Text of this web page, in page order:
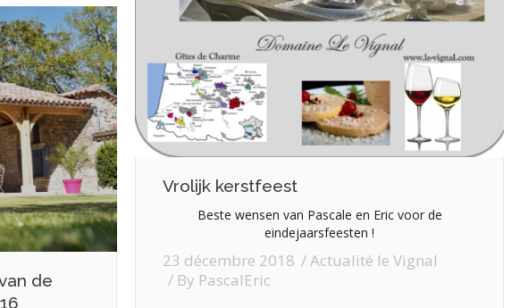
Vrolijk kerstfeest
Beste wensen van Pascale en Eric voor de
eindejaarsfeesten !
23 décembre 2018
Actualité le Vignal
By PascalEric
de